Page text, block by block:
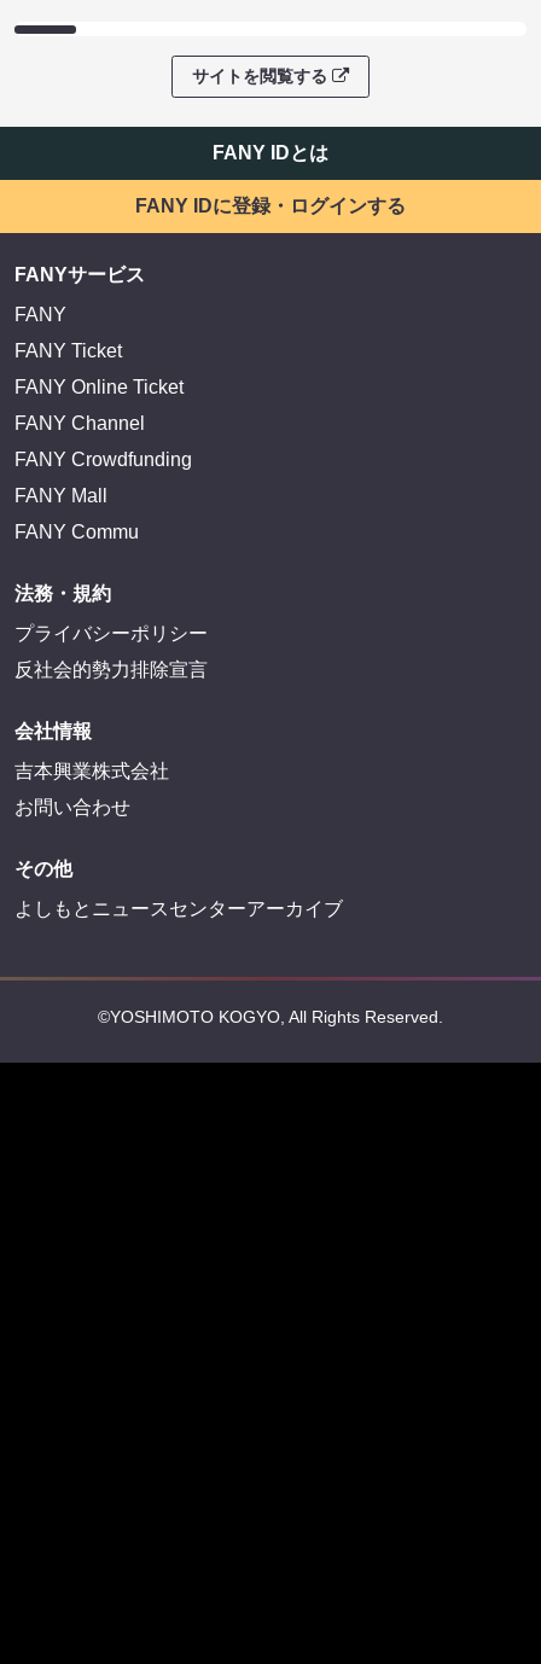
サイトを閲覧する
FANY IDとは
FANY IDに登録・ログインする
FANYサービス
FANY
FANY Ticket
FANY Online Ticket
FANY Channel
FANY Crowdfunding
FANY Mall
FANY Commu
法務・規約
プライバシーポリシー
反社会的勢力排除宣言
会社情報
吉本興業株式会社
お問い合わせ
その他
よしもとニュースセンターアーカイブ
©YOSHIMOTO KOGYO, All Rights Reserved.